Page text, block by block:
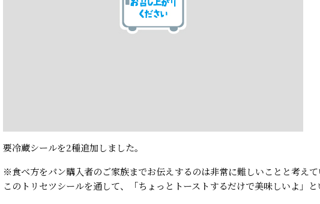
要冷蔵シールを2種追加しました。
※食べ方をパン購入者のご家族までお伝えするのは非常に難しいことと考えて
このトリセツシールを通して、「ちょっとトーストするだけで美味しいよ」